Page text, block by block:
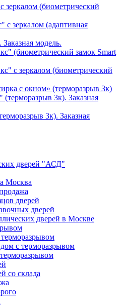
зеркалом (биометрический
с зеркалом (адаптивная
модель.
(биометрический замок Smart
с зеркалом (биометрический
с окном» (терморазрыв 3к)
3к). Заказная
3к). Заказная
дверей "АСД"
Москва
дверей
дверей
дверей в Москве
с терморазрывом
со склада